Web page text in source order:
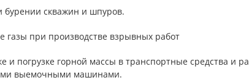
бурении скважин и шпуров.
газы при производстве взрывных работ
и погрузке горной массы в транспортные средства и
выемочными машинами.